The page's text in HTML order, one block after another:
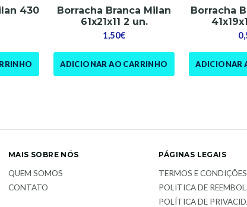
430
Borracha Branca Milan
61x21x11 2 un.
1,50€
ADICIONAR AO CARRINHO
Borracha
ADICIONAR
MAIS SOBRE NÓS
QUEM SOMOS
CONTATO
PÁGINAS LEGAIS
TERMOS E CONDIÇÕES
POLITICA DE
POLÍTICA DE